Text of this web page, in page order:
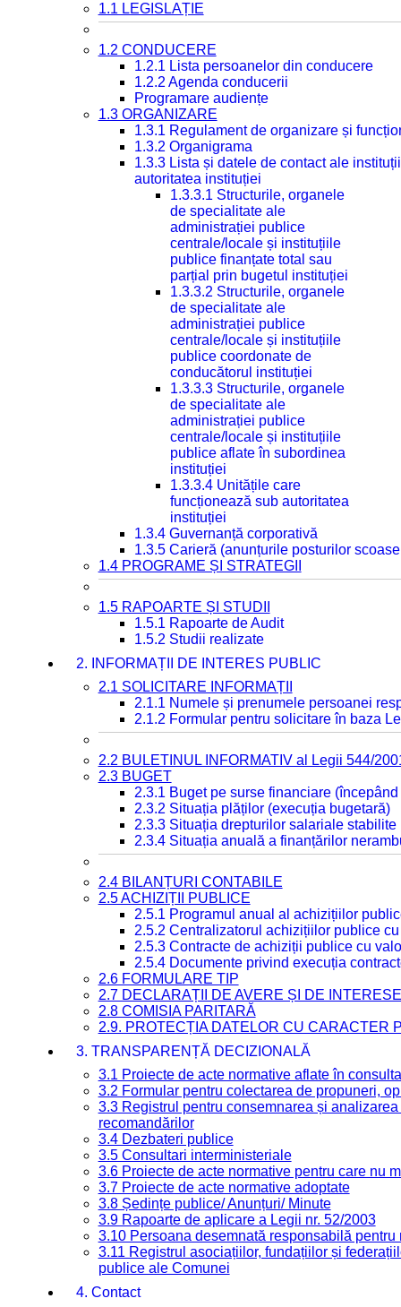
1.1 LEGISLAȚIE
1.2 CONDUCERE
1.2.1 Lista persoanelor din conducere
1.2.2 Agenda conducerii
Programare audiențe
1.3 ORGANIZARE
1.3.1 Regulament de organizare și
1.3.2 Organigrama
1.3.3 Lista și datele de contact ale
autoritatea instituției
1.3.3.1 Structurile, organele
de specialitate ale
administrației publice
centrale/locale și instituțiile
publice finanțate total sau
parțial prin bugetul instituției
1.3.3.2 Structurile, organele
de specialitate ale
administrației publice
centrale/locale și instituțiile
publice coordonate de
conducătorul instituției
1.3.3.3 Structurile, organele
de specialitate ale
administrației publice
centrale/locale și instituțiile
publice aflate în subordinea
instituției
1.3.3.4 Unitățile care
funcționează sub autoritatea
instituției
1.3.4 Guvernanță corporativă
1.3.5 Carieră (anunțurile posturilor
1.4 PROGRAME ȘI STRATEGII
1.5 RAPOARTE ȘI STUDII
1.5.1 Rapoarte de Audit
1.5.2 Studii realizate
2. INFORMAȚII DE INTERES PUBLIC
2.1 SOLICITARE INFORMAȚII
2.1.1 Numele și prenumele persoanei
2.1.2 Formular pentru solicitare în baza
2.2 BULETINUL INFORMATIV al Legii 544/
2.3 BUGET
2.3.1 Buget pe surse financiare
2.3.2 Situația plăților (execuția bugetară)
2.3.3 Situația drepturilor salariale
2.3.4 Situația anuală a finanțărilor
2.4 BILANȚURI CONTABILE
2.5 ACHIZIȚII PUBLICE
2.5.1 Programul anual al achizițiilor
2.5.2 Centralizatorul achizițiilor publice
2.5.3 Contracte de achiziții publice cu
2.5.4 Documente privind execuția
2.6 FORMULARE TIP
2.7 DECLARAȚII DE AVERE ȘI DE INTERESE
2.8 COMISIA PARITARĂ
2.9. PROTECȚIA DATELOR CU CARACTER
3. TRANSPARENȚĂ DECIZIONALĂ
3.1 Proiecte de acte normative aflate în
3.2 Formular pentru colectarea de propuneri,
3.3 Registrul pentru consemnarea și
recomandărilor
3.4 Dezbateri publice
3.5 Consultari interministeriale
3.6 Proiecte de acte normative pentru care nu
3.7 Proiecte de acte normative adoptate
3.8 Ședințe publice/ Anunțuri/ Minute
3.9 Rapoarte de aplicare a Legii nr. 52/2003
3.10 Persoana desemnată responsabilă
3.11 Registrul asociațiilor, fundațiilor și
publice ale Comunei
4. Contact